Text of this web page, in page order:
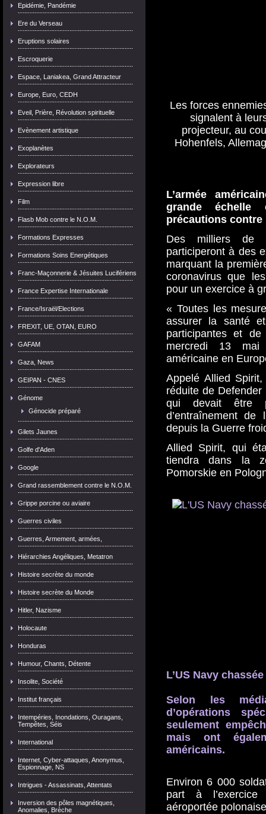
Epidémie, Pandémie
Ere du Verseau
Eruptions solaires
Escroquerie
Espace, Laniakea, Grand Attracteur
Europe, Euro, CEDH
Eveil, Prière, Révolution spirituelle
Evènement artistique
Exoplanètes
Explorateurs
Expression libre
Film
Flasb Mob contre le N.O.M.
Formations Expresses
Formations Soins Energétiques
Franc-Maçonnerie & Jésuites Lucifériens
France Expertise Internationale
France/Israël/Elections
FREXIT, UE, OTAN, EURO
GAFAM
Gaza, News
GEIPAN - CNES
Génome
Génocide préparé
Gilets Jaunes
Golfe d'Aden
Google
Grand rassemblement contre le N.O.M.
Grippe porcine ou aviaire
Guerres civiles
Guerres, Armement, armées,
Hiérarchies Angéliques, Metatron
Histoire secrète du monde
Histoire secrète du Monde
Hitler, Nazisme
Holocaute
Honduras
Humour, Chants, Détente
Insolite, Société
Institut français
Intempéries, Inondations, Ouragans,
Tempêtes, Séis
International
Internet, Cyber-attaques, Anonymus,
Espionnage, NS
Intrigues - Assassinats, Attentats
Inversion des pôles magnétiques,
Anomalies, Brèche
Les forces
signalent à
projecteur, au
Hohenfels,
L’armée
grande
précautions
Des milliers de
participeront à des
marquant la
coronavirus que
pour un exercice à
« Toutes les
assurer la santé
participantes et
mercredi 13 mai
américaine en
Appelé Allied
réduite de Defender
qui devait être
d’entraînement de
depuis la Guerre
Allied Spirit, qui
tiendra dans la
Pomorskie en
L’US Navy
Selon les
d’opérations
seulement
mais ont
américains.
Environ 6 000
part à l’exercice
aéroportée